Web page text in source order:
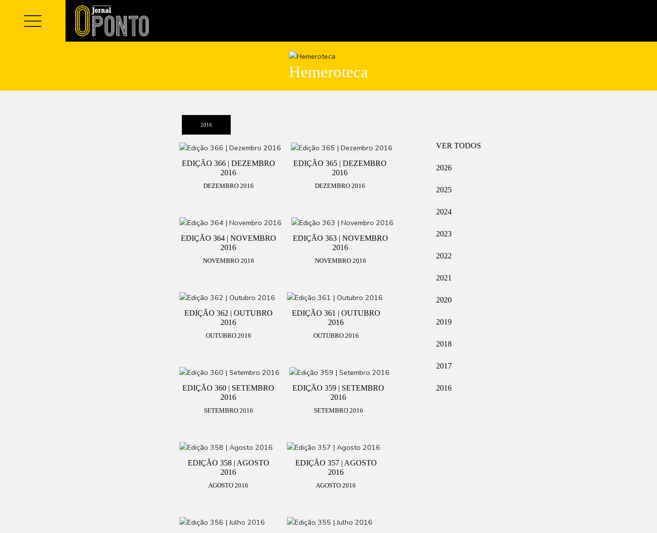
Hemeroteca
2016
EDIÇÃO 366 | DEZEMBRO
2016
DEZEMBRO 2016
EDIÇÃO 365 | DEZEMBRO
2016
DEZEMBRO 2016
EDIÇÃO 364 | NOVEMBRO
2016
NOVEMBRO 2016
EDIÇÃO 363 | NOVEMBRO
2016
NOVEMBRO 2016
EDIÇÃO 362 | OUTUBRO
2016
OUTUBRO 2016
EDIÇÃO 361 | OUTUBRO
2016
OUTUBRO 2016
EDIÇÃO 360 | SETEMBRO
2016
SETEMBRO 2016
EDIÇÃO 359 | SETEMBRO
2016
SETEMBRO 2016
EDIÇÃO 358 | AGOSTO
2016
AGOSTO 2016
EDIÇÃO 357 | AGOSTO
2016
AGOSTO 2016
VER TODOS
2026
2025
2024
2023
2022
2021
2020
2019
2018
2017
2016